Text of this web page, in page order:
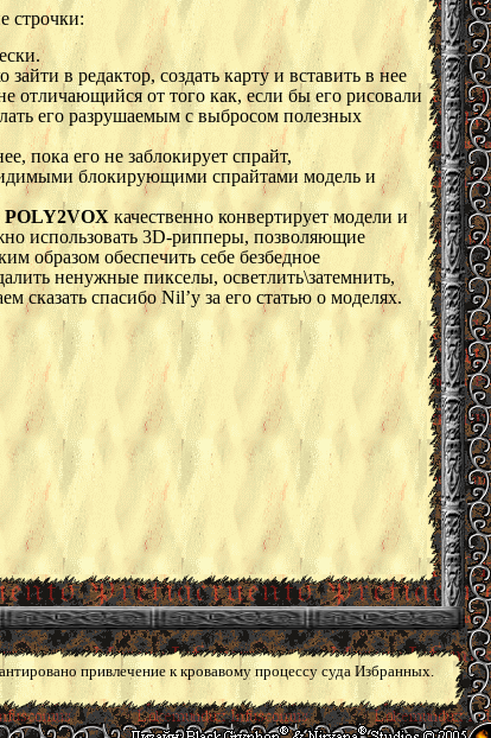
строчки:
в редактор, создать карту и вставить в нее
отличающийся от того как, если бы его рисовали
его разрушаемым с выбросом полезных
пока его не заблокирует спрайт,
блокирующими спрайтами модель и
POLY2VOX качественно конвертирует модели и
использовать 3D-рипперы, позволяющие
образом обеспечить себе безбедное
ненужные пикселы, осветлить\затемнить,
спасибо Nil’у за его статью о моделях.
привлечение к кровавому процессу суда Избранных.